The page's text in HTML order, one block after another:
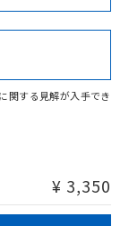
Cr(VI)
す。
関する見解が入手でき
¥ 3,350